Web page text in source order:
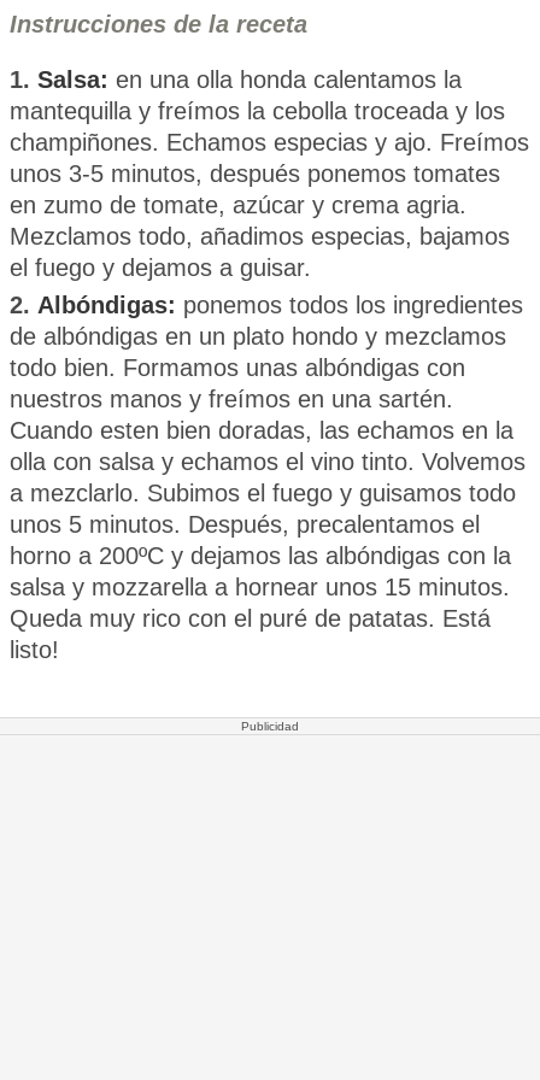
Instrucciones de la receta
1. Salsa: en una olla honda calentamos la
mantequilla y freímos la cebolla troceada y los
champiñones. Echamos especias y ajo. Freímos
unos 3-5 minutos, después ponemos tomates
en zumo de tomate, azúcar y crema agria.
Mezclamos todo, añadimos especias, bajamos
el fuego y dejamos a guisar.
2. Albóndigas: ponemos todos los ingredientes
de albóndigas en un plato hondo y mezclamos
todo bien. Formamos unas albóndigas con
nuestros manos y freímos en una sartén.
Cuando esten bien doradas, las echamos en la
olla con salsa y echamos el vino tinto. Volvemos
a mezclarlo. Subimos el fuego y guisamos todo
unos 5 minutos. Después, precalentamos el
horno a 200ºC y dejamos las albóndigas con la
salsa y mozzarella a hornear unos 15 minutos.
Queda muy rico con el puré de patatas. Está
listo!
Publicidad